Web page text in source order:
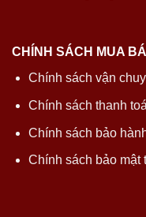
CHÍNH SÁCH MUA
Chính sách vận
Chính sách thanh
Chính sách bảo
Chính sách bảo mật